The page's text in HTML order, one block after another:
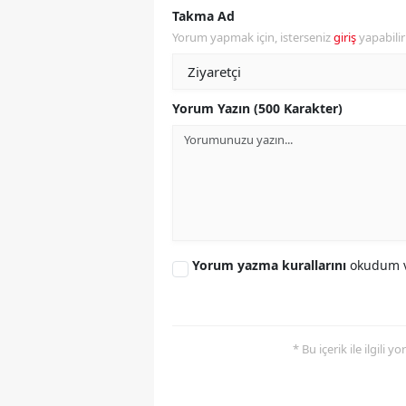
Takma Ad
Yorum yapmak için, istersenizgiriş
Yorum Yazın (500 Karakter)
Yorum yazma kurallarını okudum
* Bu içerik ile ilgili